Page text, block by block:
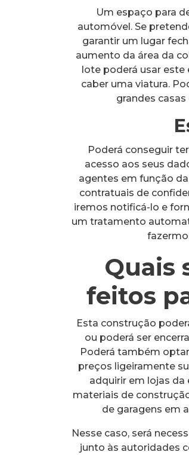
Um espaço para
automóvel. Se
garantir um lugar
aumento da área da
lote poderá usar
caber uma viatura.
grandes
Poderá conseguir
acesso aos seus
agentes em função
contratuais de
iremos notificá-lo e
um tratamento
Quais
feitos
Esta construção
ou poderá ser
Poderá também
preços ligeiramente
adquirir em lojas da
materiais de
de garagens em
Nesse caso, será
junto às autoridades